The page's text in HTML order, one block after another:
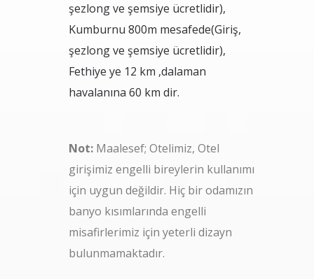
şezlong ve şemsiye ücretlidir),
Kumburnu 800m mesafede(Giriş,
şezlong ve şemsiye ücretlidir),
Fethiye ye 12 km ,dalaman
havalanına 60 km dir.
Not: Maalesef; Otelimiz, Otel
girişimiz engelli bireylerin kullanımı
için uygun değildir. Hiç bir odamızın
banyo kısımlarında engelli
misafirlerimiz için yeterli dizayn
bulunmamaktadır.